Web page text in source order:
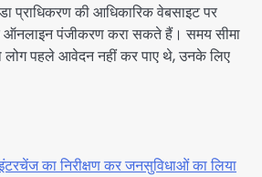
प्राधिकरण की आधिकारिक वेबसाइट पर
ऑनलाइन पंजीकरण करा सकते हैं। समय सीमा
लोग पहले आवेदन नहीं कर पाए थे, उनके लिए
का निरीक्षण कर जनसुविधाओं का लिया